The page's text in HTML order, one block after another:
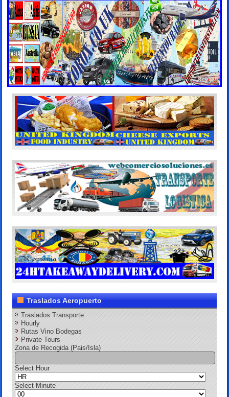
Traslados Aeropuerto
Traslados Transporte
Hourly
Rutas Vino Bodegas
Private Tours
Zona de Recogida (Pais/Isla)
Select Hour
Select Minute